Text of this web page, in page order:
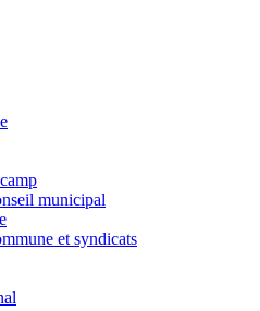
municipal
et syndicats